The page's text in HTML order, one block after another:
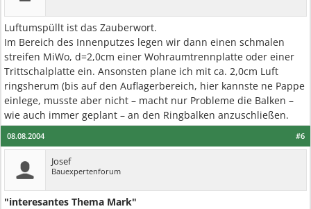
Luftumspüllt ist das Zauberwort.
Im Bereich des Innenputzes legen wir dann einen schmalen
streifen MiWo, d=2,0cm einer Wohraumtrennplatte oder einer
Trittschalplatte ein. Ansonsten plane ich mit ca. 2,0cm Luft
ringsherum (bis auf den Auflagerbereich, hier kannste ne Pappe
einlege, musste aber nicht – macht nur Probleme die Balken –
wie auch immer geplant – an den Ringbalken anzuschließen.
#6
08.08.2004
Josef
Bauexpertenforum
"interesantes Thema Mark"